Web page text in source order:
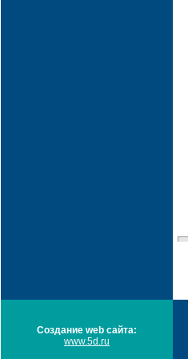
Создание web сайта:
www.5d.ru